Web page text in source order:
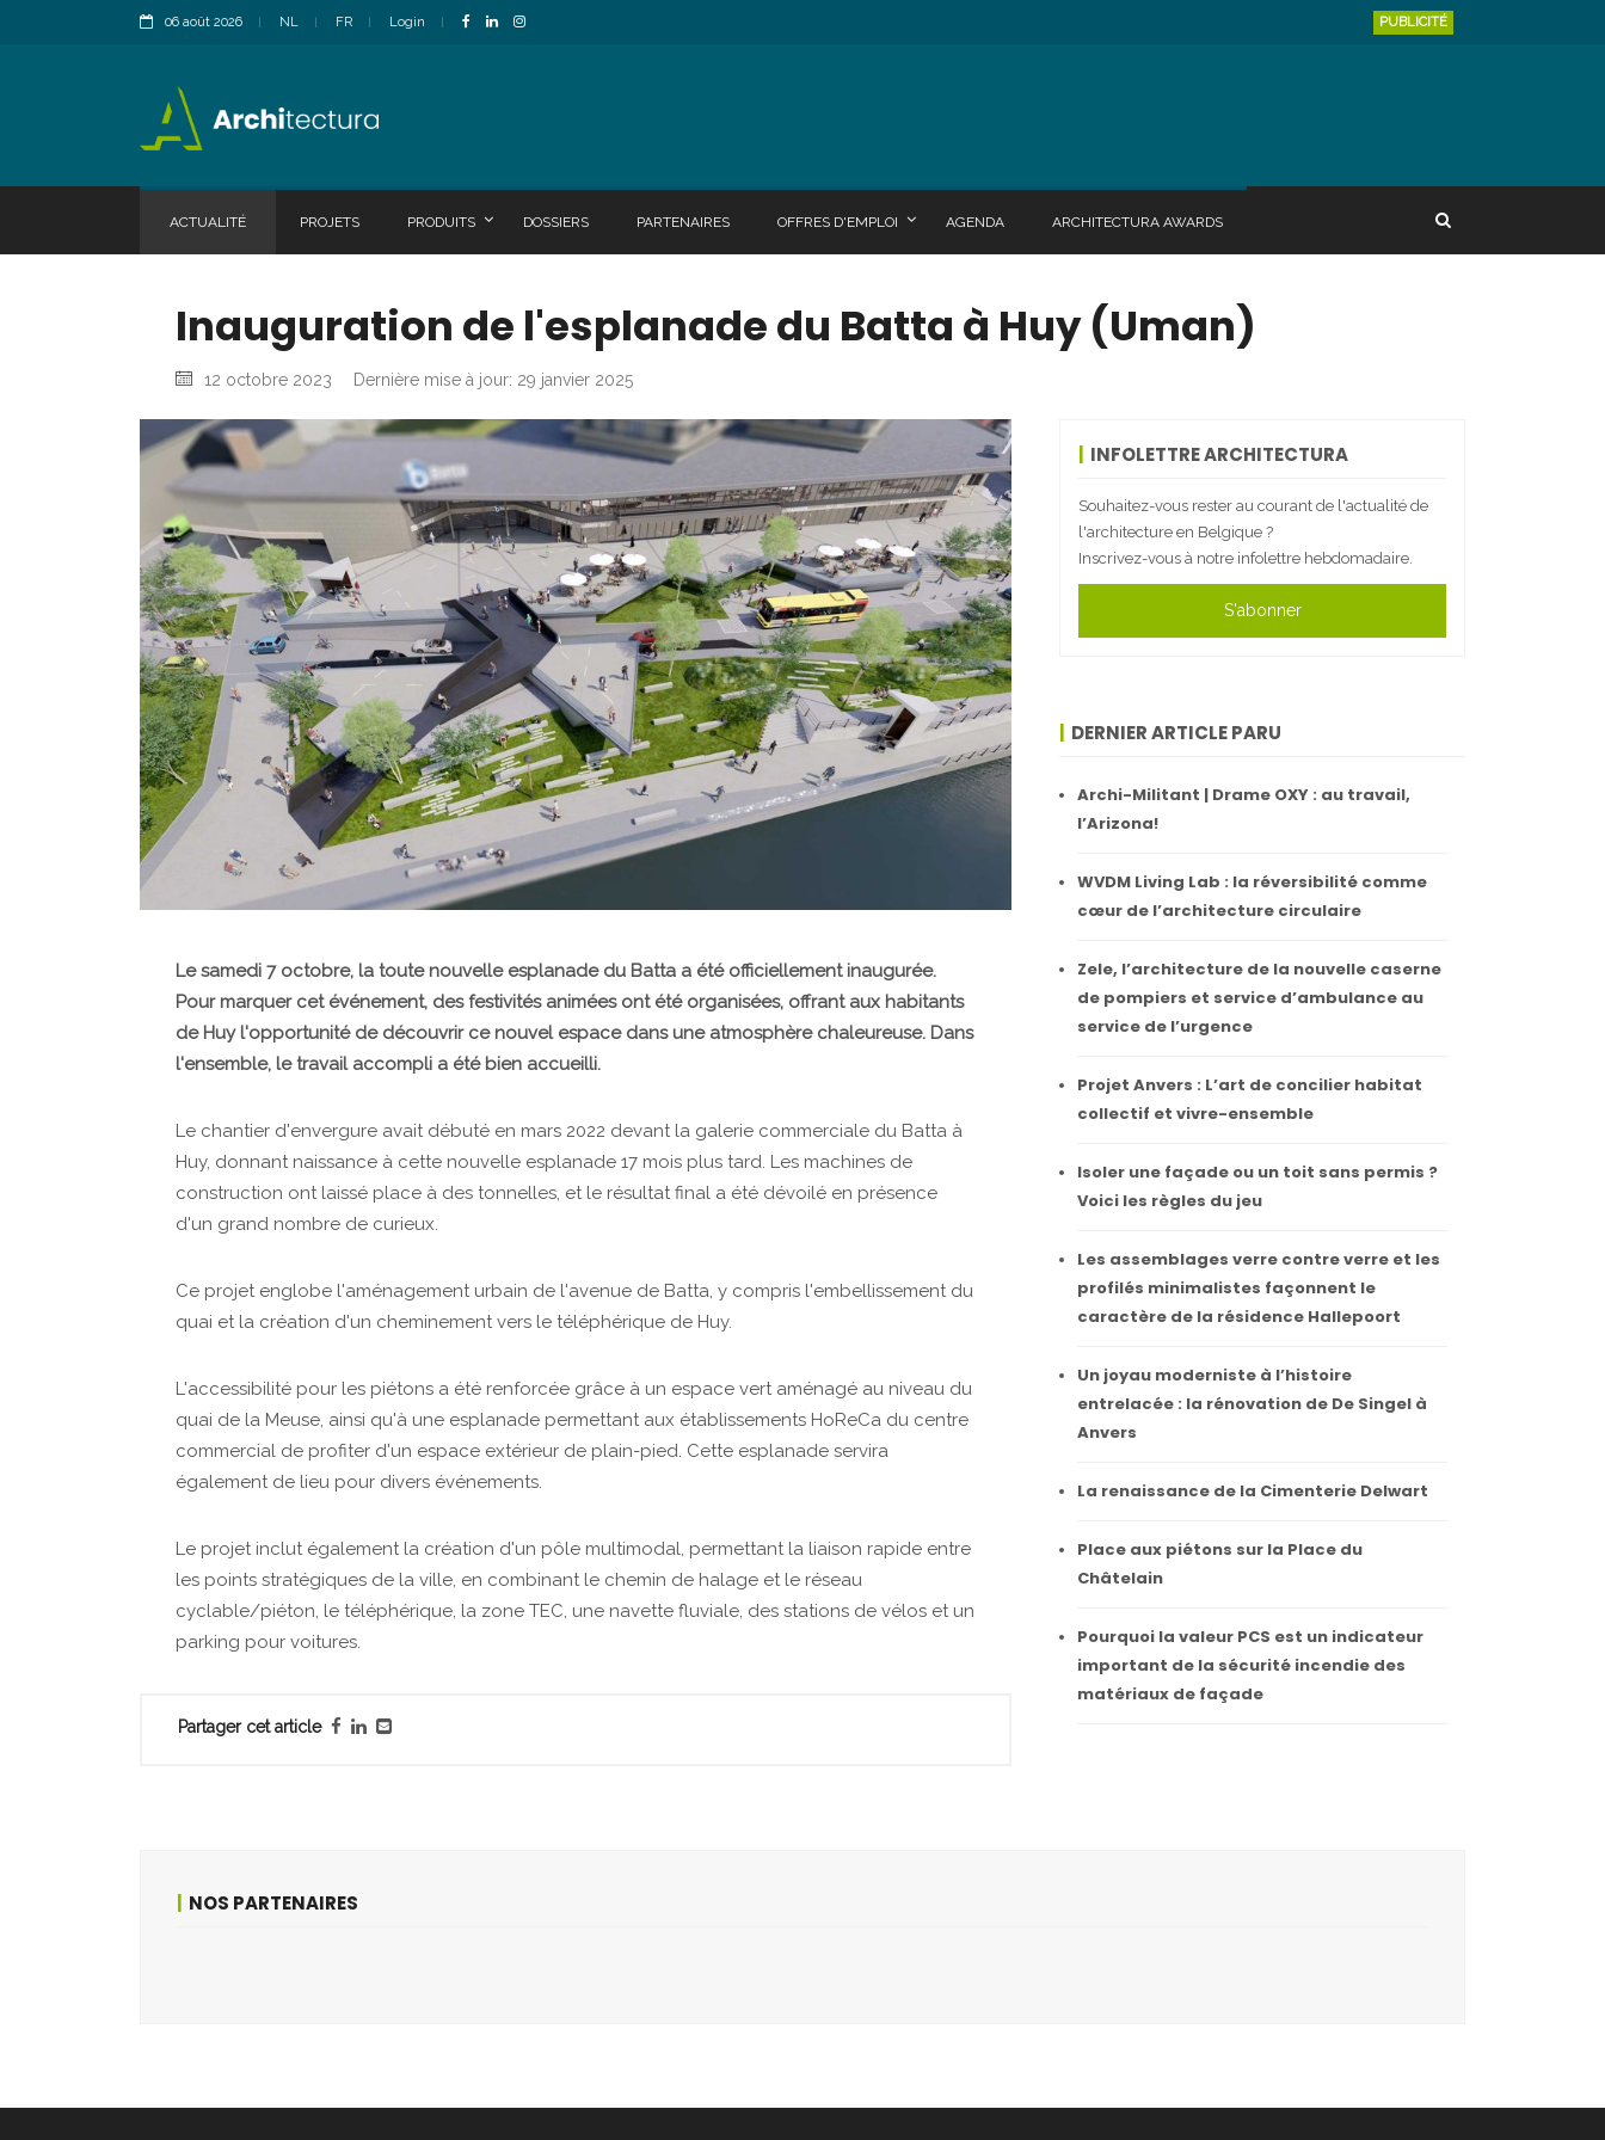
06 août 2026 NL FR Login PUBLICITÉ
ACTUALITÉ PROJETS PRODUITS DOSSIERS PARTENAIRES OFFRES D'EMPLOI AGENDA ARCHITECTURA AWARDS
Inauguration de l'esplanade du Batta à Huy (Uman)
12 octobre 2023 Dernière mise à jour: 29 janvier 2025
Le samedi 7 octobre, la toute nouvelle esplanade du Batta a été officiellement inaugurée.
Pour marquer cet événement, des festivités animées ont été organisées, offrant aux habitants
de Huy l'opportunité de découvrir ce nouvel espace dans une atmosphère chaleureuse. Dans
l'ensemble, le travail accompli a été bien accueilli.
Le chantier d'envergure avait débuté en mars 2022 devant la galerie commerciale du Batta à
Huy, donnant naissance à cette nouvelle esplanade 17 mois plus tard. Les machines de
construction ont laissé place à des tonnelles, et le résultat final a été dévoilé en présence
d'un grand nombre de curieux.
Ce projet englobe l'aménagement urbain de l'avenue de Batta, y compris l'embellissement du
quai et la création d'un cheminement vers le téléphérique de Huy.
L'accessibilité pour les piétons a été renforcée grâce à un espace vert aménagé au niveau du
quai de la Meuse, ainsi qu'à une esplanade permettant aux établissements HoReCa du centre
commercial de profiter d'un espace extérieur de plain-pied. Cette esplanade servira
également de lieu pour divers événements.
Le projet inclut également la création d'un pôle multimodal, permettant la liaison rapide entre
les points stratégiques de la ville, en combinant le chemin de halage et le réseau
cyclable/piéton, le téléphérique, la zone TEC, une navette fluviale, des stations de vélos et un
parking pour voitures.
Partager cet article
INFOLETTRE ARCHITECTURA
Souhaitez-vous rester au courant de l'actualité de
l'architecture en Belgique ?
Inscrivez-vous à notre infolettre hebdomadaire.
S'abonner
DERNIER ARTICLE PARU
Archi-Militant | Drame OXY : au travail,
l’Arizona!
WVDM Living Lab : la réversibilité comme
cœur de l’architecture circulaire
Zele, l’architecture de la nouvelle caserne
de pompiers et service d’ambulance au
service de l’urgence
Projet Anvers : L’art de concilier habitat
collectif et vivre-ensemble
Isoler une façade ou un toit sans permis ?
Voici les règles du jeu
Les assemblages verre contre verre et les
profilés minimalistes façonnent le
caractère de la résidence Hallepoort
Un joyau moderniste à l’histoire
entrelacée : la rénovation de De Singel à
Anvers
La renaissance de la Cimenterie Delwart
Place aux piétons sur la Place du
Châtelain
Pourquoi la valeur PCS est un indicateur
important de la sécurité incendie des
matériaux de façade
NOS PARTENAIRES